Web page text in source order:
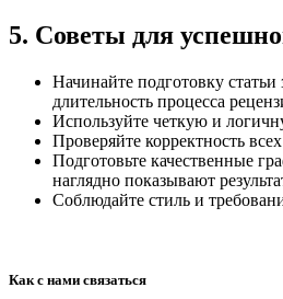
5. Советы для
Начинайте подготовку статьи
длительность процесса
Используйте четкую и
Проверяйте корректность
Подготовьте качественные
наглядно показывают
Соблюдайте стиль и
Как с нами связаться